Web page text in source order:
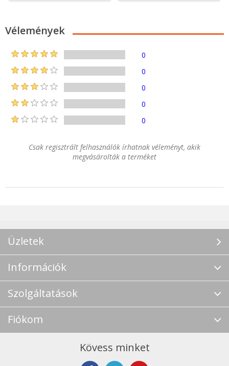
Vélemények
0
0
0
0
0
Csak regisztrált felhasználók írhatnak véleményt, akik
megvásárolták a terméket
Üzletek
Információk
Szolgáltatások
Fiókom
Kövess minket